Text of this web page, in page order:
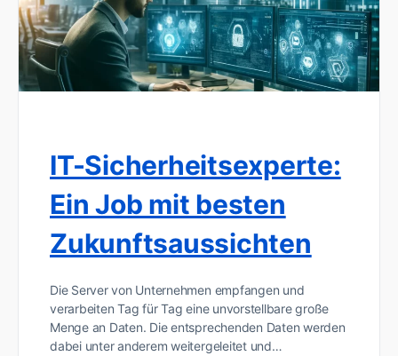
IT-Sicherheitsexperte:
Ein Job mit besten
Zukunftsaussichten
Die Server von Unternehmen empfangen und
verarbeiten Tag für Tag eine unvorstellbare große
Menge an Daten. Die entsprechenden Daten werden
dabei unter anderem weitergeleitet und…